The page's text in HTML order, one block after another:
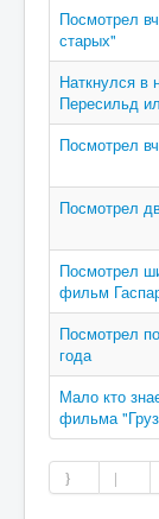
Посмотрел
старых"
Наткнулся в
Пересильд
Посмотрел
Посмотрел
Посмотрел
фильм
Посмотрел
года
Мало кто
фильма